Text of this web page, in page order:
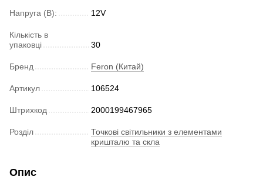
Напруга (В): 12V
Кількість в
упаковці
30
Бренд Feron (Китай)
Артикул 106524
Штрихкод 2000199467965
Розділ
Точкові світильники з елементами
кришталю та скла
Опис